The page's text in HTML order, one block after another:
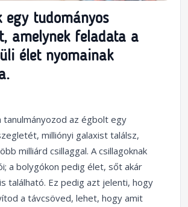
egy tudományos
amelynek feladata a
élet nyomainak
tanulmányozod az égbolt egy
milliónyi galaxist találsz,
milliárd csillaggal. A csillagoknak
a bolygókon pedig élet, sőt akár
található. Ez pedig azt jelenti, hogy
a távcsöved, lehet, hogy amit